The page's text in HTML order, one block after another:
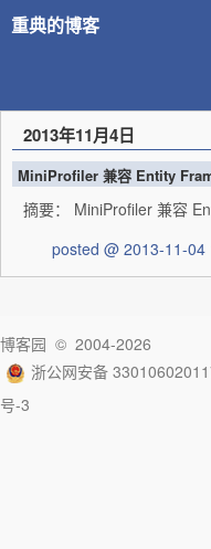
重典的博客
2013年11月4日
MiniProfiler 兼容 Entity
摘要： MiniProfiler 兼容
posted @ 2013-11-04
博客园 © 2004-2026
浙公网安备
号-3